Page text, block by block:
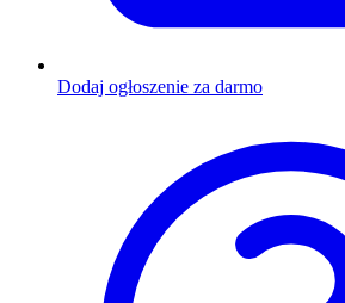
Dodaj ogłoszenie za darmo